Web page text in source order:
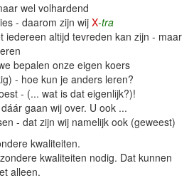
wel volhardend
- daarom zijn wijX-tra
iedereen altijd tevreden kan zijn - maar
bepalen onze eigen koers
- hoe kun je anders leren?
- (... wat is dat eigenlijk?)!
gaan wij over. U ook ...
- dat zijn wij namelijk ook (geweest)
kwaliteiten.
kwaliteiten nodig. Dat kunnen
alleen.